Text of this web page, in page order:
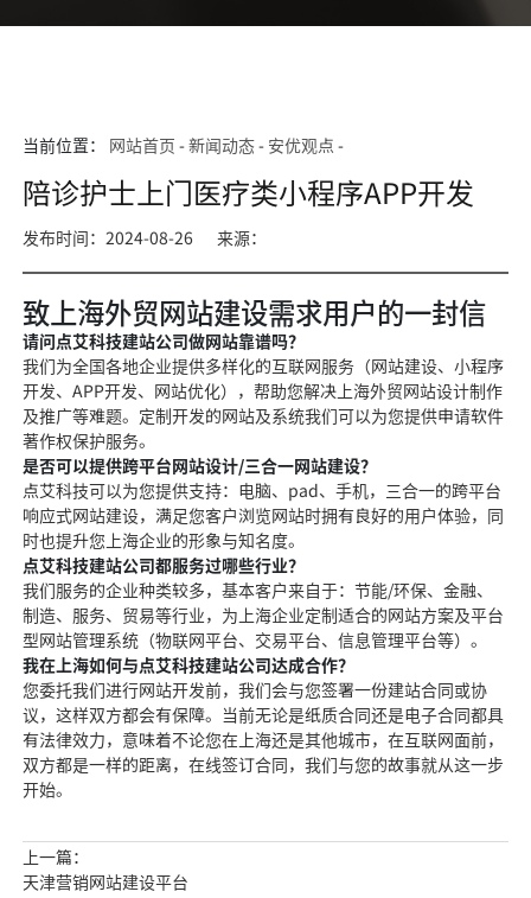
当前位置： 网站首页 -新闻动态- 安优观点 -
陪诊护士上门医疗类小程序APP开发
发布时间：2024-08-26 来源：
致上海外贸网站建设需求用户的一封信
请问点艾科技建站公司做网站靠谱吗？
我们为全国各地企业提供多样化的互联网服务（网站建设、小程序
开发、APP开发、网站优化），帮助您解决上海外贸网站设计制作
及推广等难题。定制开发的网站及系统我们可以为您提供申请软件
著作权保护服务。
是否可以提供跨平台网站设计/三合一网站建设？
点艾科技可以为您提供支持：电脑、pad、手机，三合一的跨平台
响应式网站建设，满足您客户浏览网站时拥有良好的用户体验，同
时也提升您上海企业的形象与知名度。
点艾科技建站公司都服务过哪些行业？
我们服务的企业种类较多，基本客户来自于：节能/环保、金融、
制造、服务、贸易等行业，为上海企业定制适合的网站方案及平台
型网站管理系统（物联网平台、交易平台、信息管理平台等）。
我在上海如何与点艾科技建站公司达成合作？
您委托我们进行网站开发前，我们会与您签署一份建站合同或协
议，这样双方都会有保障。当前无论是纸质合同还是电子合同都具
有法律效力，意味着不论您在上海还是其他城市，在互联网面前，
双方都是一样的距离，在线签订合同，我们与您的故事就从这一步
开始。
上一篇：
天津营销网站建设平台